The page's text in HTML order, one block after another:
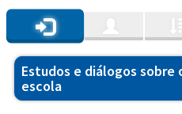
Estudos e diálogos sobre
escola